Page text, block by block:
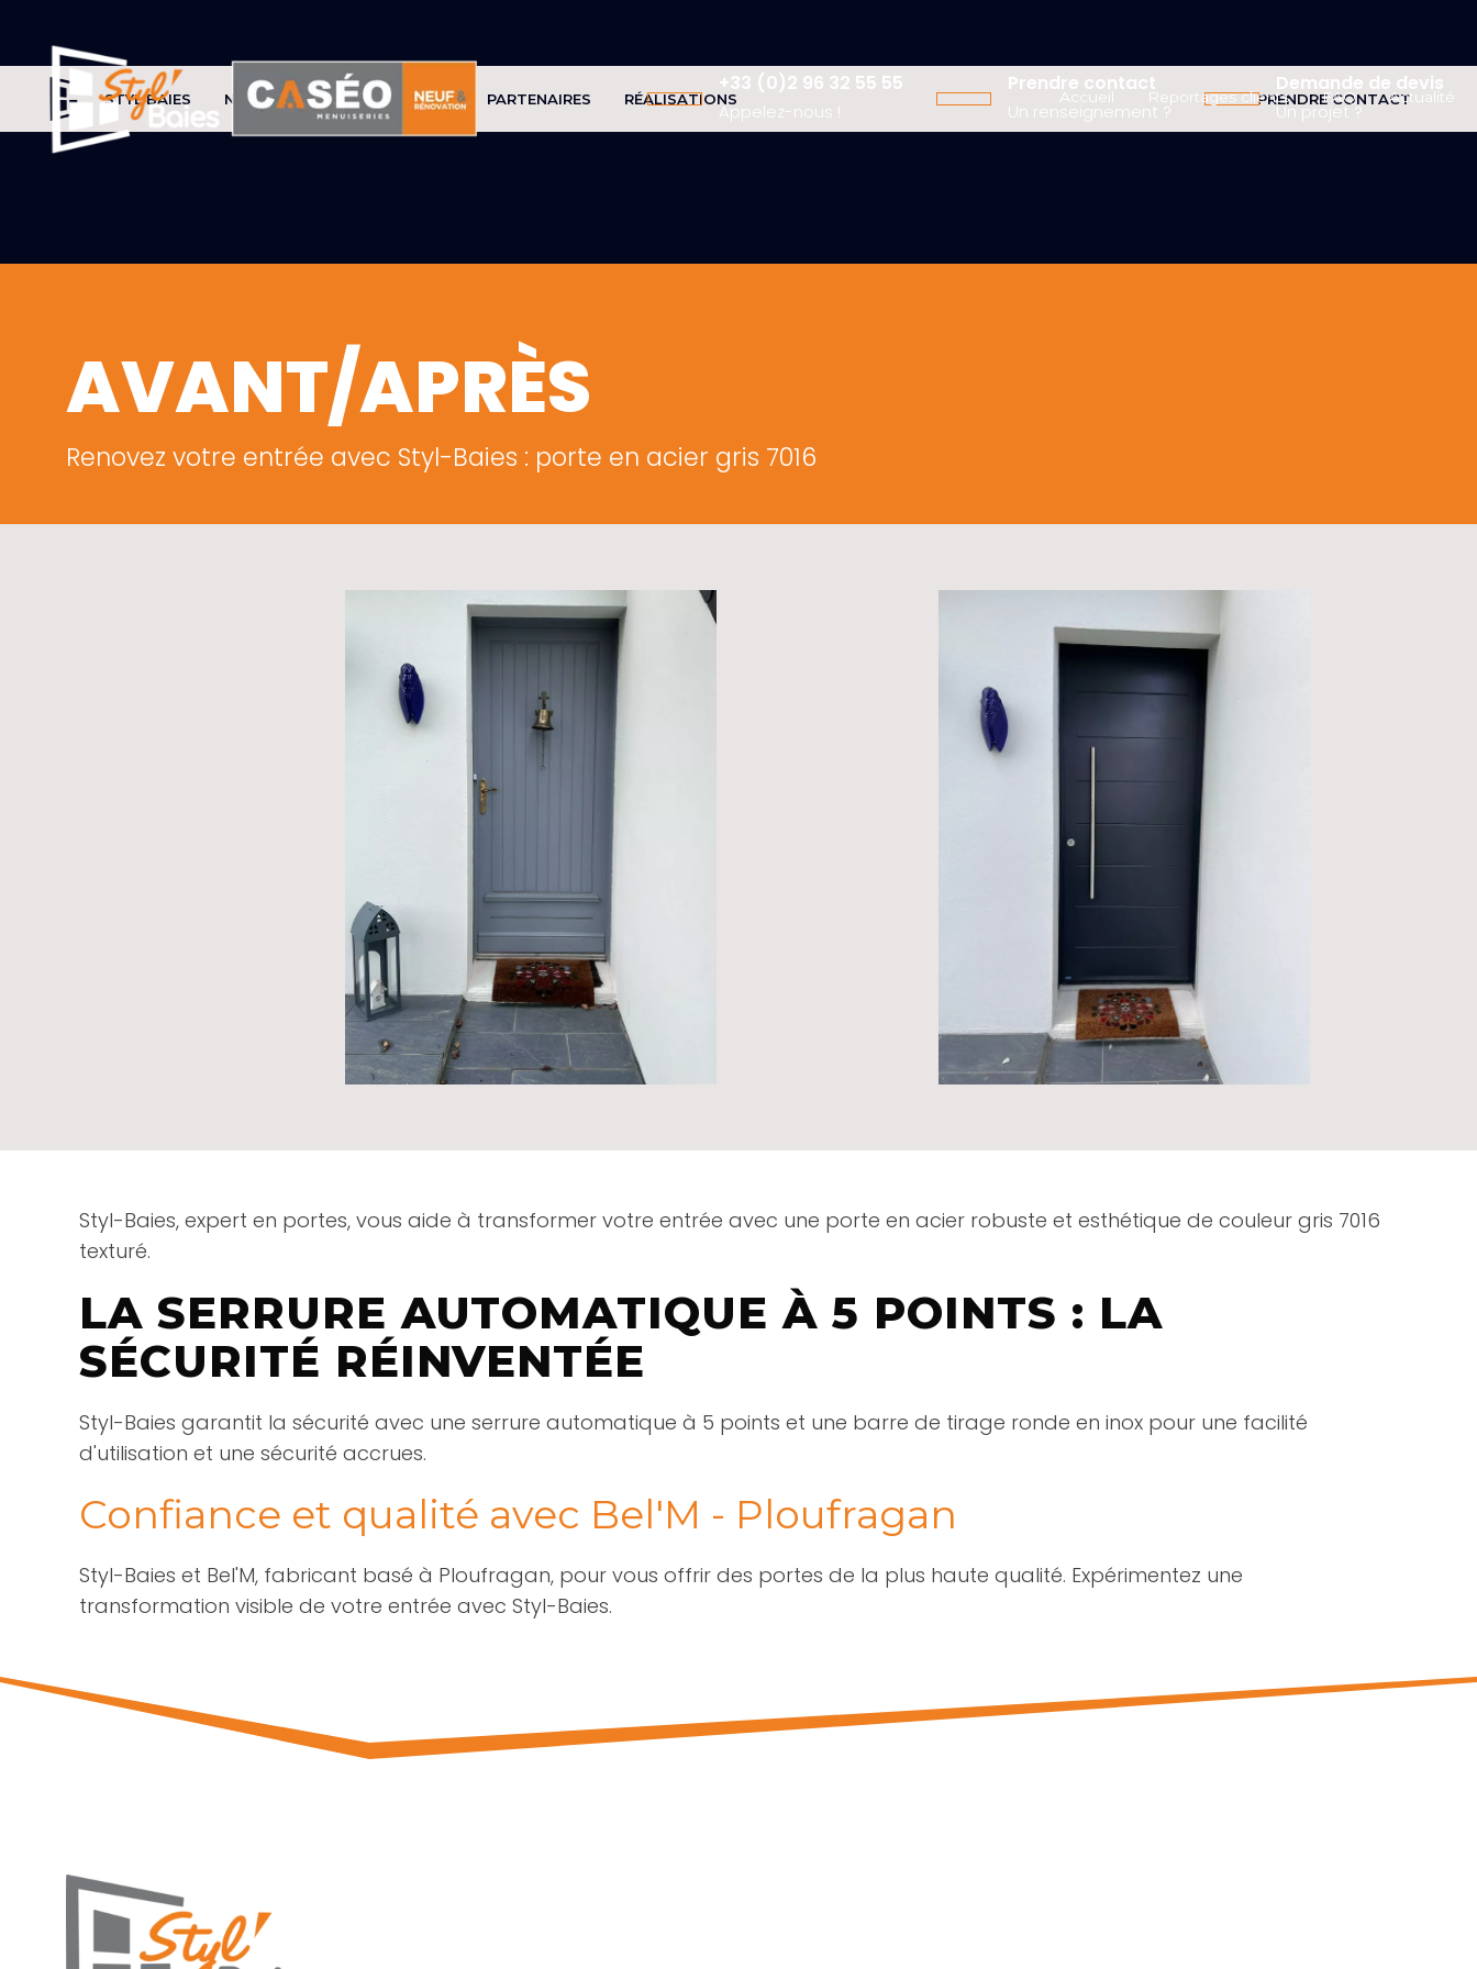
+33 (0)2 96 32 55 55
Appelez-nous !
Prendre contact
Un renseignement ?
Demande de devis
Un projet ?
Accueil Reportages clients FAQ Actualité
STYL'BAIES NOS PRODUITS CONSEILS PARTENAIRES RÉALISATIONS PRENDRE CONTACT
AVANT/APRÈS
Renovez votre entrée avec Styl-Baies : porte en acier gris 7016
Styl-Baies, expert en portes, vous aide à transformer votre entrée avec une porte en acier robuste et esthétique de couleur gris 7016
texturé.
LA SERRURE AUTOMATIQUE À 5 POINTS : LA
SÉCURITÉ RÉINVENTÉE
Styl-Baies garantit la sécurité avec une serrure automatique à 5 points et une barre de tirage ronde en inox pour une facilité
d'utilisation et une sécurité accrues.
Confiance et qualité avec Bel'M - Ploufragan
Styl-Baies et Bel'M, fabricant basé à Ploufragan, pour vous offrir des portes de la plus haute qualité. Expérimentez une
transformation visible de votre entrée avec Styl-Baies.